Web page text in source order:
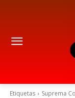
Etiquetas Suprema